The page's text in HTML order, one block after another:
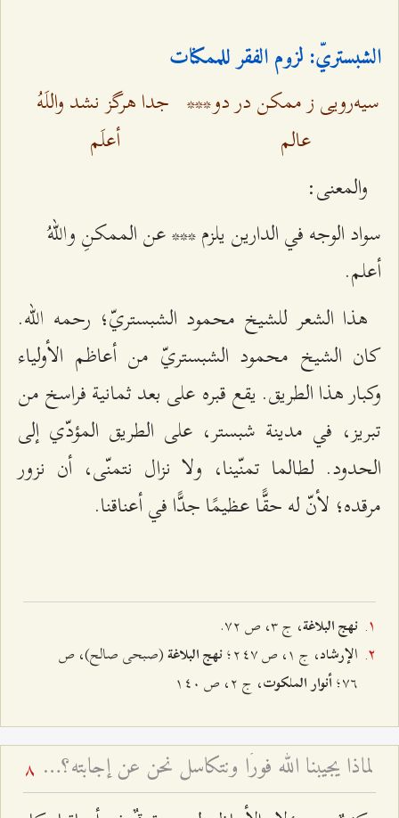
الشبستريّ: لزوم الفقر للممكنات
سيه‌رويى ز ممكن در دو
عالم
*** جدا هرگز نشد واللَهُ
أعلَم
والمعنى:
سواد الوجه في الدارين يلزم *** عن الممكنِ واللهُ
أعلم.
هذا الشعر للشيخ محمود الشبستريّ؛ رحمه الله.
كان الشيخ محمود الشبستريّ من أعاظم الأولياء
وكبار هذا الطريق. يقع قبره على بعد ثمانية فراسخ من
تبريز، في مدينة شبستر، على الطريق المؤدّي إلى
الحدود. لطالما تمنّينا، ولا نزال نتمنّى، أن نزور
مرقده؛ لأنّ له حقًّا عظيمًا جدًّا في أعناقنا.
نهج البلاغة، ج ٣، ص ٧٢.
الإرشاد، ج ١، ص ٢٤٧؛ نهج البلاغة(صبحی صالح)، ص
٧٦؛ أنوار الملکوت، ج ٢، ص ١٤٠
لماذا يجيبنا الله فورًا ونتكاسل نحن عن إجابته؟ - تغيّر أحوال أصحاب المسؤوليّة 8